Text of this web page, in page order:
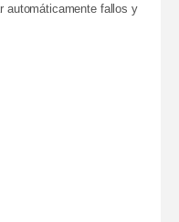
automáticamente fallos y